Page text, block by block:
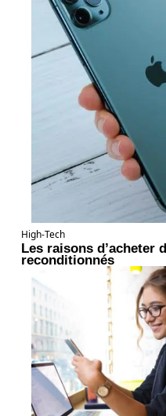
High-Tech
Les raisons d’acheter
reconditionnés